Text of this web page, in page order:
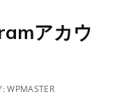
アカウ
WPMASTER